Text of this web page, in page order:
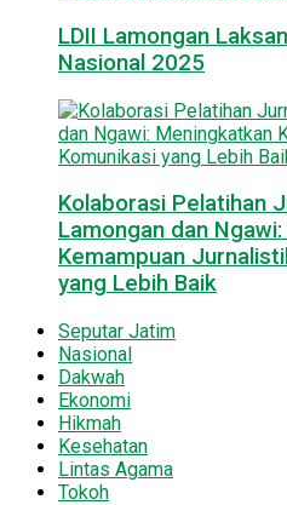
LDII Lamongan
Nasional 2025
Kolaborasi Pelatihan
Lamongan dan
Kemampuan
yang Lebih Baik
Seputar Jatim
Nasional
Dakwah
Ekonomi
Hikmah
Kesehatan
Lintas Agama
Tokoh